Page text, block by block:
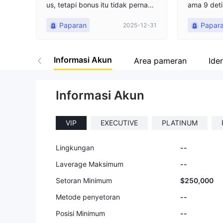
us, tetapi bonus itu tidak pernah
$50, uang itu tidak pernah samp
Paparan 2025-12-31
ama 9
at email
sebesar
ri ini, baik
h tersisa
Informasi Akun Area pameran
Informasi Akun
VIP EXECUTIVE PLATINUM
Lingkungan --
Laverage Maksimum
--
Setoran Minimum
$250,000
Metode penyetoran
--
Posisi Minimum
--